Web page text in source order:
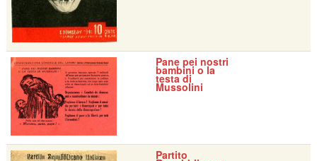
Pane pei nostri
bambini o la
testa di
Mussolini
Partito